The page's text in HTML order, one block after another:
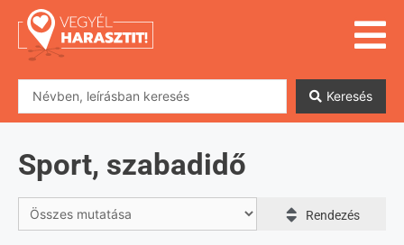
Keresés
Sport, szabadidő
Rendezés